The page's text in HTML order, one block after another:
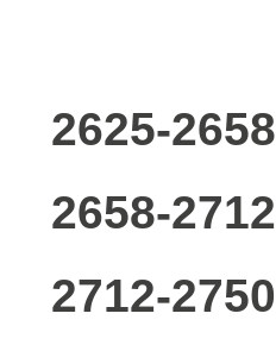
2625-2658
2658-2712
2712-2750